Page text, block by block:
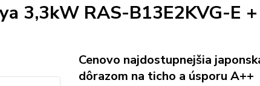
3,3kW RAS-B13E2KVG-E
Cenovo najdostupnejšia
dôrazom na ticho a úsporu A++